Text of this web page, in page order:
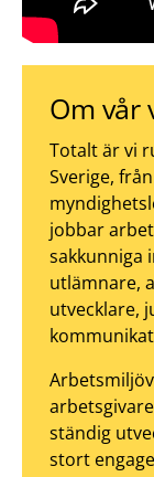
Om vår
Totalt är vi
Sverige,
jobbar
sakkunniga
utlämnare,
utvecklare,
ständig
stort